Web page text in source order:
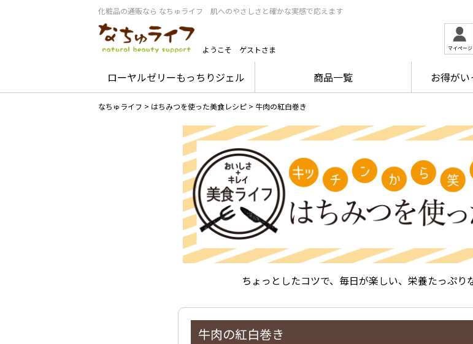
化粧品の通販なら なちゅライフ 肌へのやさしさと確かな実感で応えます
ようこそ ゲストさま マイページ
ローヤルゼリーもっちりジェル 商品一覧 お得が
なちゅライフ > はちみつを使った美食レシピ > 牛肉の紅白巻き
ちょっとしたコツで、毎日が楽しい、栄養たっぷり
牛肉の紅白巻き